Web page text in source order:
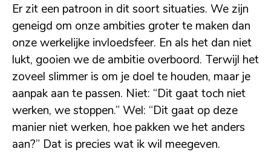
Er zit een patroon in dit soort situaties. We zijn
geneigd om onze ambities groter te maken dan
onze werkelijke invloedsfeer. En als het dan niet
lukt, gooien we de ambitie overboord. Terwijl het
zoveel slimmer is om je doel te houden, maar je
aanpak aan te passen. Niet: “Dit gaat toch niet
werken, we stoppen.” Wel: “Dit gaat op deze
manier niet werken, hoe pakken we het anders
aan?” Dat is precies wat ik wil meegeven.